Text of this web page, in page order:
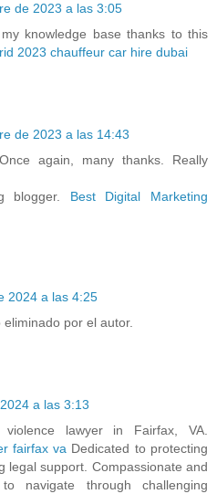
de 2023 a las 3:05
knowledge base thanks to this
2023 chauffeur car hire dubai
de 2023 a las 14:43
again, many thanks. Really
blogger. Best Digital Marketing
2024 a las 4:25
por el autor.
a las 3:13
violence lawyer in Fairfax, VA.
fairfax va Dedicated to protecting
legal support. Compassionate and
navigate through challenging